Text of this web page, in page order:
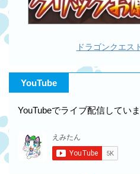
ドラゴンクエス
YouTube
YouTubeでライブ配信してい